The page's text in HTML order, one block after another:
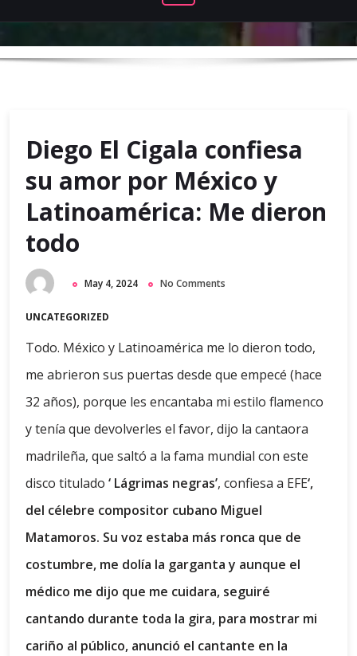
Diego El Cigala confiesa
su amor por México y
Latinoamérica: Me dieron
todo
May 4, 2024 No Comments
UNCATEGORIZED
Todo. México y Latinoamérica me lo dieron todo,
me abrieron sus puertas desde que empecé (hace
32 años), porque les encantaba mi estilo flamenco
y tenía que devolverles el favor, dijo la cantaora
madrileña, que saltó a la fama mundial con este
disco titulado ‘ Lágrimas negras’, confiesa a EFE‘,
del célebre compositor cubano Miguel
Matamoros. Su voz estaba más ronca que de
costumbre, me dolía la garganta y aunque el
médico me dijo que me cuidara, seguiré
cantando durante toda la gira, para mostrar mi
cariño al público, anunció el cantante en la